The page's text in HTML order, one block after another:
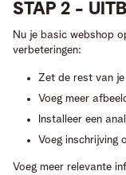
STAP 2 -
Nu je basic webshop
verbeteringen:
Zet de rest van
Voeg meer
Installeer een
Voeg inschrijving
Voeg meer relevante